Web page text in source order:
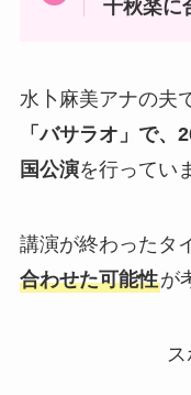
千秋楽に
水卜麻美アナの夫
「バサラオ」で
国公演を行ってい
講演が終わったタ
合わせた可能性が